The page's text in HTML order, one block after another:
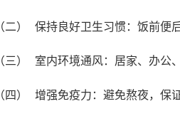
（二） 保持良好卫生习惯：饭前便
（三） 室内环境通风：居家、办公
（四） 增强免疫力：避免熬夜，保